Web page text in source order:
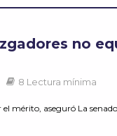
no
8 Lectura mínima
mérito, aseguró La